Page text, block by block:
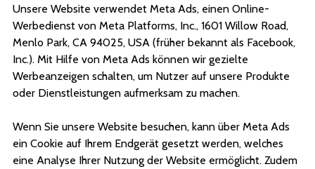
Unsere Website verwendet Meta Ads, einen Online-
Werbedienst von Meta Platforms, Inc., 1601 Willow Road,
Menlo Park, CA 94025, USA (früher bekannt als Facebook,
Inc.). Mit Hilfe von Meta Ads können wir gezielte
Werbeanzeigen schalten, um Nutzer auf unsere Produkte
oder Dienstleistungen aufmerksam zu machen.
Wenn Sie unsere Website besuchen, kann über Meta Ads
ein Cookie auf Ihrem Endgerät gesetzt werden, welches
eine Analyse Ihrer Nutzung der Website ermöglicht. Zudem